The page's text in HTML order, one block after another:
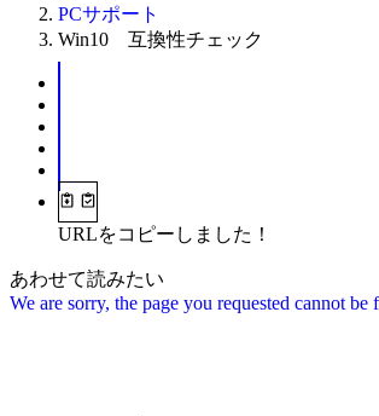
PCサポート
Win10 互換性チェック
URLをコピーしました！
あわせて読みたい
We are sorry, the page you requested cannot be